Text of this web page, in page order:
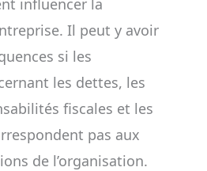
influencer la
Il peut y avoir
si les
les dettes, les
fiscales et les
pas aux
de l’organisation.